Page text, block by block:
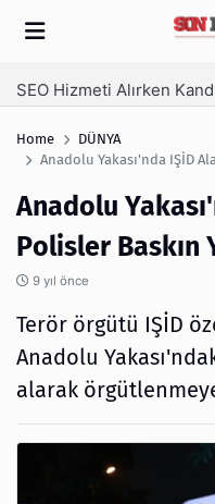
Home
DÜNYA
Anadolu Yakası'nda IŞİD
Anadolu
Polisler Baskın
9 yıl önce
Terör örgütü IŞİD
Anadolu
alarak